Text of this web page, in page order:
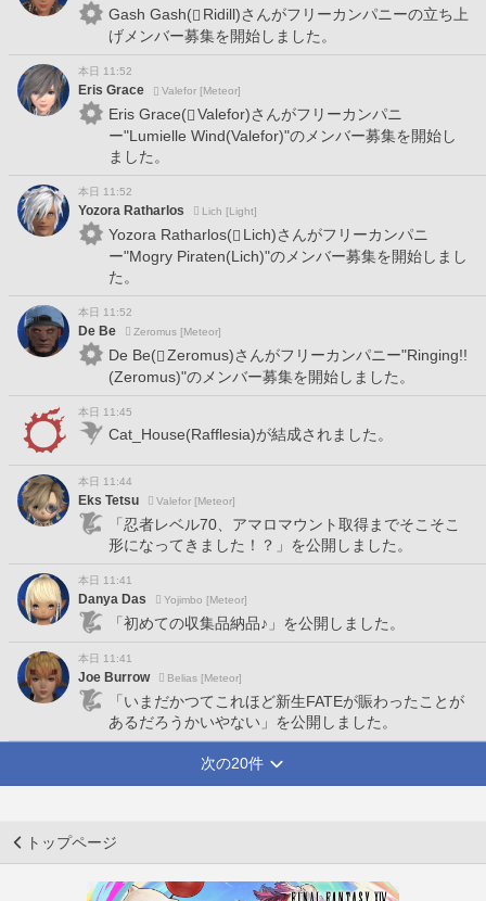
Gash Gash(
Ridill)さんがフリーカンパニーの立ち上
げメンバー募集を開始しました。
本日 11:52
Eris Grace Valefor [Meteor]
Eris Grace(
Valefor)さんがフリーカンパニ
ー"Lumielle Wind(Valefor)"のメンバー募集を開始し
ました。
本日 11:52
Yozora Ratharlos Lich [Light]
Yozora Ratharlos(
Lich)さんがフリーカンパニ
ー"Mogry Piraten(Lich)"のメンバー募集を開始しまし
た。
本日 11:52
De Be Zeromus [Meteor]
De Be(
Zeromus)さんがフリーカンパニー"Ringing!!
(Zeromus)"のメンバー募集を開始しました。
本日 11:45
Cat_House(Rafflesia)が結成されました。
本日 11:44
Eks Tetsu Valefor [Meteor]
「忍者レベル70、アマロマウント取得までそこそこ
形になってきました！？」を公開しました。
本日 11:41
Danya Das Yojimbo [Meteor]
「初めての収集品納品♪」を公開しました。
本日 11:41
Joe Burrow Belias [Meteor]
「いまだかつてこれほど新生FATEが賑わったことが
あるだろうかいやない」を公開しました。
次の20件
トップページ